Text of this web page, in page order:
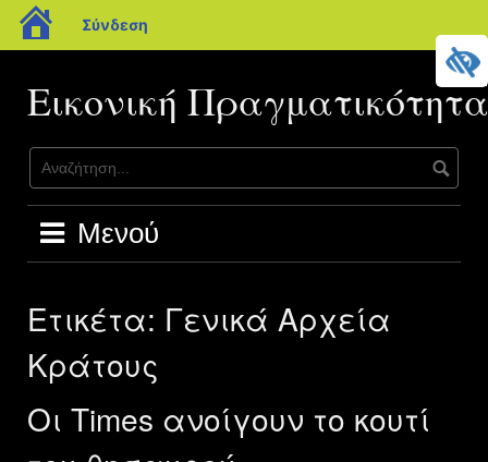
blogs.sch.gr
Σύνδεση
περιεχόμενο
Εικονική Πραγματικότητα
Μενού
Ετικέτα: Γενικά Αρχεία
Κράτους
Οι Times ανοίγουν το κουτί